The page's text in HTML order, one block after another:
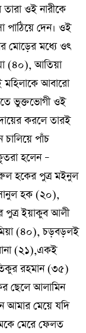
ওই নারীকে
পাঠিয়ে দেন। ওই
মোড়ের মধ্যে ওৎ
(৪০), আতিয়া
মহিলাকে আবারো
ভুক্তভোগী ওই
করলে তারই
চালিয়ে পাঁচ
হলেন –
হকের পুত্র মইনুল
হক (২০),
পুত্র ইয়াকুব আলী
(৪০), চড়বড়লই
(২১),একই
রহমান (৩৫)
ছেলে আলামিন
আমার মেয়ে যদি
মেরে ফেলত